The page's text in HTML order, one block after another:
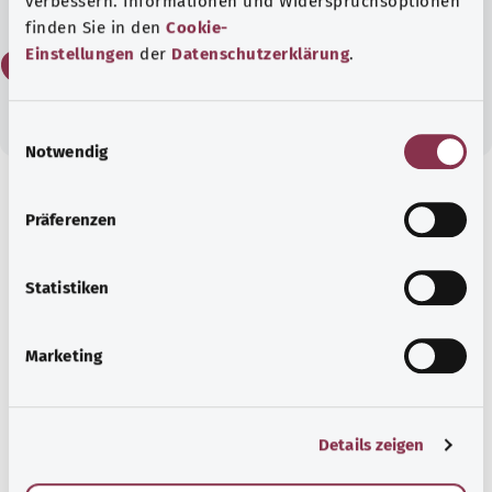
finden Sie in den Cookie-
Einstellungen der Datenschutzerklärung.
Notwendig
Präferenzen
Statistiken
Marketing
Details zeigen
لا
معرفة جيدة
مقال موصى به